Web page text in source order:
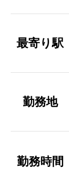
最寄り駅
勤務地
勤務時間